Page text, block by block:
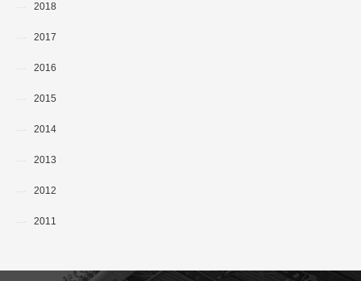
2018
2017
2016
2015
2014
2013
2012
2011